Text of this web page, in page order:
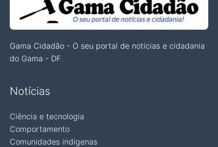
Gama Cidadão - O seu portal de notícias e cidadania
do Gama - DF
Notícias
Ciência e tecnologia
Comportamento
Comunidades indígenas